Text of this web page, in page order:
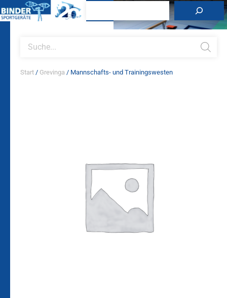
Inhalt
search
Start / Grevinga / Mannschafts- und Trainingswesten